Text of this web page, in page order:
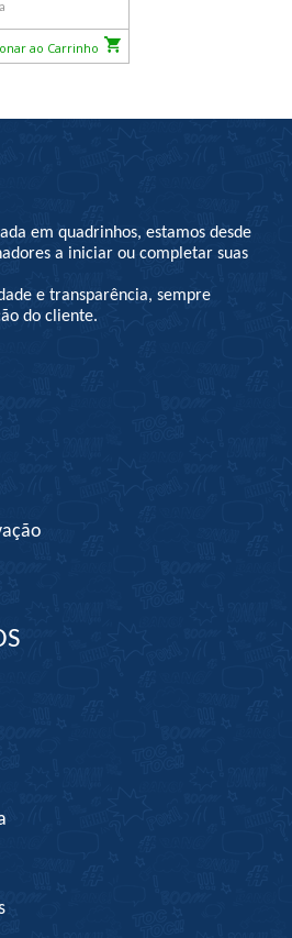
ao Carrinho
em quadrinhos, estamos desde
a iniciar ou completar suas
e transparência, sempre
do cliente.